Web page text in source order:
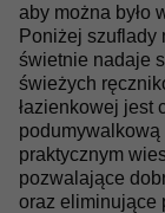
aby można było
Poniżej szuflady
świetnie nadaje
świeżych
łazienkowej jest
praktycznym
pozwalające
oraz eliminujące